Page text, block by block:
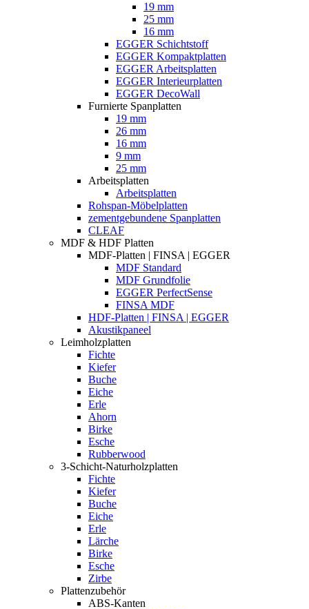
19 mm
25 mm
16 mm
EGGER Schichtstoff
EGGER Kompaktplatten
EGGER Arbeitsplatten
EGGER Interieurplatten
EGGER DecoWall
Furnierte Spanplatten
19 mm
26 mm
16 mm
9 mm
25 mm
Arbeitsplatten
Arbeitsplatten
Rohspan-Möbelplatten
zementgebundene Spanplatten
CLEAF
MDF & HDF Platten
MDF-Platten | FINSA | EGGER
MDF Standard
MDF Grundfolie
EGGER PerfectSense
FINSA MDF
HDF-Platten | FINSA | EGGER
Akustikpaneel
Leimholzplatten
Fichte
Kiefer
Buche
Eiche
Erle
Ahorn
Birke
Esche
Rubberwood
3-Schicht-Naturholzplatten
Fichte
Kiefer
Buche
Eiche
Erle
Lärche
Birke
Esche
Zirbe
Plattenzubehör
ABS-Kanten